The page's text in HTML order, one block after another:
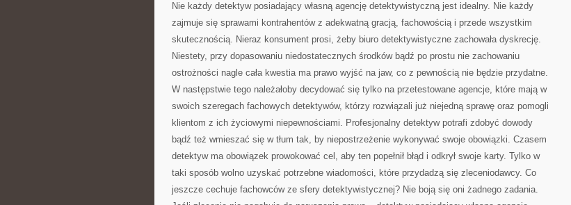
Nie każdy detektyw posiadający własną agencję detektywistyczną jest idealny. Nie każdy
zajmuje się sprawami kontrahentów z adekwatną gracją, fachowością i przede wszystkim
skutecznością. Nieraz konsument prosi, żeby biuro detektywistyczne zachowała dyskrecję.
Niestety, przy dopasowaniu niedostatecznych środków bądź po prostu nie zachowaniu
ostrożności nagle cała kwestia ma prawo wyjść na jaw, co z pewnością nie będzie przydatne.
W następstwie tego należałoby decydować się tylko na przetestowane agencje, które mają w
swoich szeregach fachowych detektywów, którzy rozwiązali już niejedną sprawę oraz pomogli
klientom z ich życiowymi niepewnościami. Profesjonalny detektyw potrafi zdobyć dowody
bądź też wmieszać się w tłum tak, by niepostrzeżenie wykonywać swoje obowiązki. Czasem
detektyw ma obowiązek prowokować cel, aby ten popełnił błąd i odkrył swoje karty. Tylko w
taki sposób wolno uzyskać potrzebne wiadomości, które przydadzą się zleceniodawcy. Co
jeszcze cechuje fachowców ze sfery detektywistycznej? Nie boją się oni żadnego zadania.